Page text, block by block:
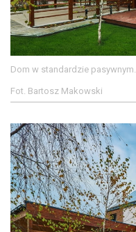
Dom w standardzie pasywnym.
Fot. Bartosz Makowski